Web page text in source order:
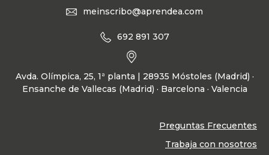
meinscribo@aprendea.com
692 891 307
Avda. Olímpica, 25, 1ª planta | 28935 Móstoles (Madrid) ·
Ensanche de Vallecas (Madrid) · Barcelona · Valencia
Preguntas Frecuentes
Trabaja con nosotros